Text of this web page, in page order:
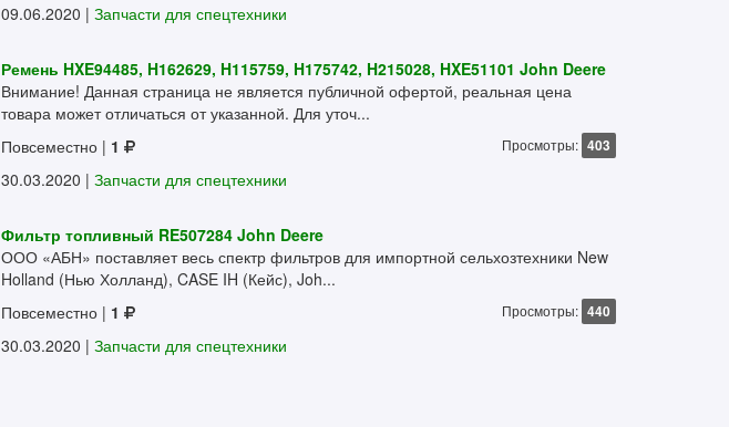
09.06.2020 | Запчасти для спецтехники
Ремень HXE94485, H162629, H115759, H175742, H215028, HXE51101 John Deere
Внимание! Данная страница не является публичной офертой, реальная цена
товара может отличаться от указанной. Для уточ...
Повсеместно | 1 Просмотры: 403
30.03.2020 | Запчасти для спецтехники
Фильтр топливный RE507284 John Deere
ООО «АБН» поставляет весь спектр фильтров для импортной сельхозтехники New
Holland (Нью Холланд), CASE IH (Кейс), Joh...
Повсеместно | 1 Просмотры: 440
30.03.2020 | Запчасти для спецтехники